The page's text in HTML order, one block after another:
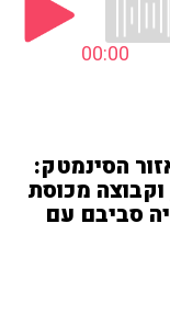
00:00
הסינמטק:
מכוסת
סביבם עם